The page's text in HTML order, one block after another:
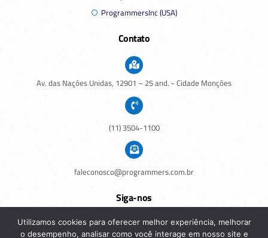
ProgrammersInc (USA)
Contato
Av. das Nações Unidas, 12901 – 25 and. - Cidade Monções
(11) 3504-1100
faleconosco@programmers.com.br
Siga-nos
Utilizamos cookies para oferecer melhor experiência, melhorar
o desempenho, analisar como você interage em nosso site e